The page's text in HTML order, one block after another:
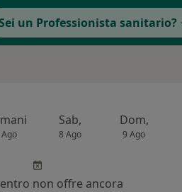
un Professionista sanitario?
Sab,
8 Ago
Dom,
9 Ago
non offre ancora